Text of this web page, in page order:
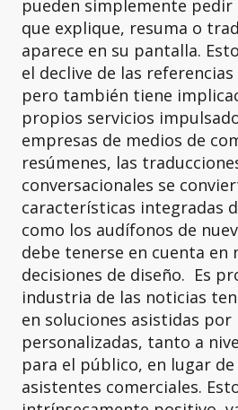
pueden simplemente
que explique, resuma o
aparece en su pantalla.
el declive de las
pero también tiene
propios servicios
empresas de medios de
resúmenes, las
conversacionales se
características integradas
como los audífonos de
debe tenerse en cuenta en
decisiones de diseño. Es
industria de las noticias
en soluciones asistidas por
personalizadas, tanto a
para el público, en lugar
asistentes comerciales.